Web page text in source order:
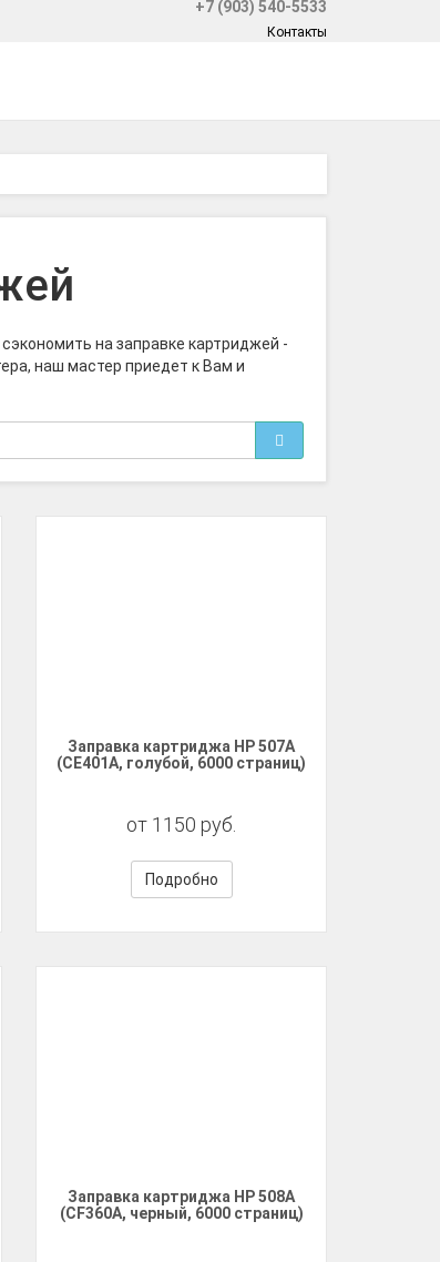
+7 (903) 540-5533
Контакты
на заправке картриджей -
наш мастер приедет к Вам и
Заправка картриджа HP 507A
(CE401A, голубой, 6000 страниц)
от 1150 руб.
Подробно
Заправка картриджа HP 508A
(CF360A, черный, 6000 страниц)